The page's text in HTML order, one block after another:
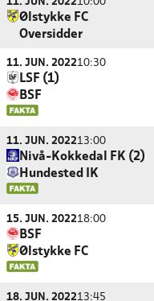
Ølstykke FC
Oversidder
11. JUN. 202210:30
LSF (1)
BSF
11. JUN. 202213:00
Nivå-Kokkedal FK (2)
Hundested IK
15. JUN. 202218:00
BSF
Ølstykke FC
18. JUN. 202213:45